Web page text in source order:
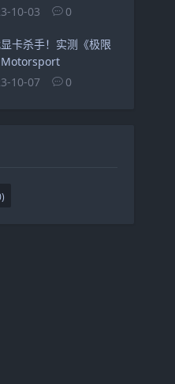
10-03
0
卡杀手！实测《极限
Motorsport
10-07
0